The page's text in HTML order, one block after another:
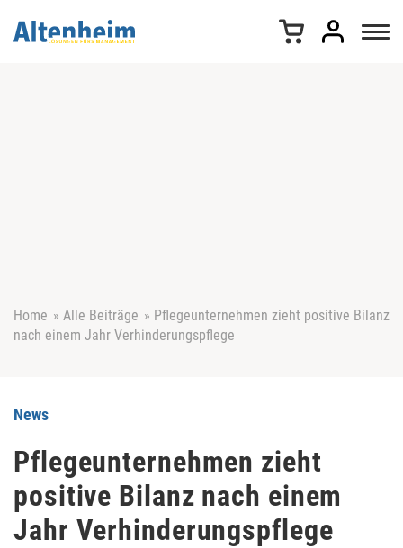
Home » Alle Beiträge » Pflegeunternehmen zieht positive Bilanz
nach einem Jahr Verhinderungspflege
News
Pflegeunternehmen zieht
positive Bilanz nach einem
Jahr Verhinderungspflege